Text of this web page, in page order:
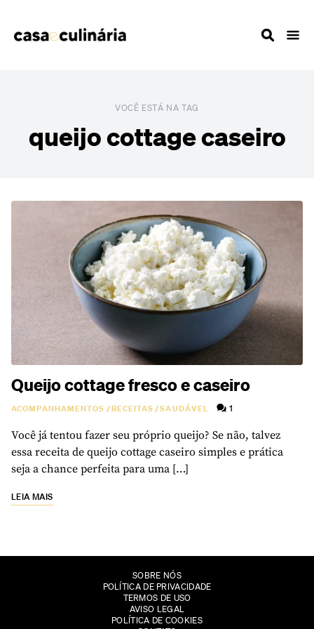
VOCÊ ESTÁ NA TAG
queijo cottage caseiro
Queijo cottage fresco e caseiro
ACOMPANHAMENTOS /RECEITAS/SAUDÁVEL 1
Você já tentou fazer seu próprio queijo? Se não, talvez
essa receita de queijo cottage caseiro simples e prática
seja a chance perfeita para uma […]
LEIA MAIS
SOBRE NÓS
POLÍTICA DE PRIVACIDADE
TERMOS DE USO
AVISO LEGAL
POLÍTICA DE COOKIES